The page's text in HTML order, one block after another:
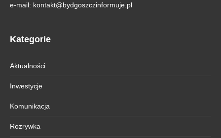
e-mail: kontakt@bydgoszczinformuje.pl
Kategorie
Aktualności
Inwestycje
Komunikacja
Rozrywka